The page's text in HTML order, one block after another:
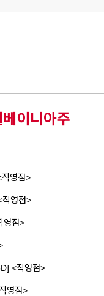
이니아주
영점>
영점>
영점>
<직영점>
영점>